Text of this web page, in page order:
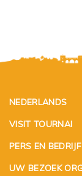
NEDERLANDS
VISIT TOURNAI
PERS EN BEDRIJF
UW BEZOEK